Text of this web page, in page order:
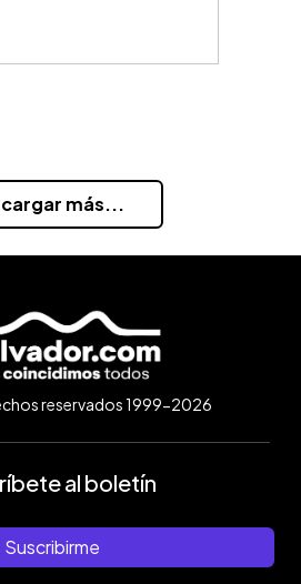
más...
reservados 1999-2026
al boletín
Suscribirme